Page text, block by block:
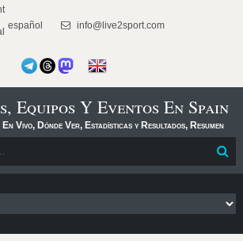
español info@live2sport.com
Equipos Y Eventos En Spain
Vivo, Dónde Ver, Estadísticas y Resultados, Resumen